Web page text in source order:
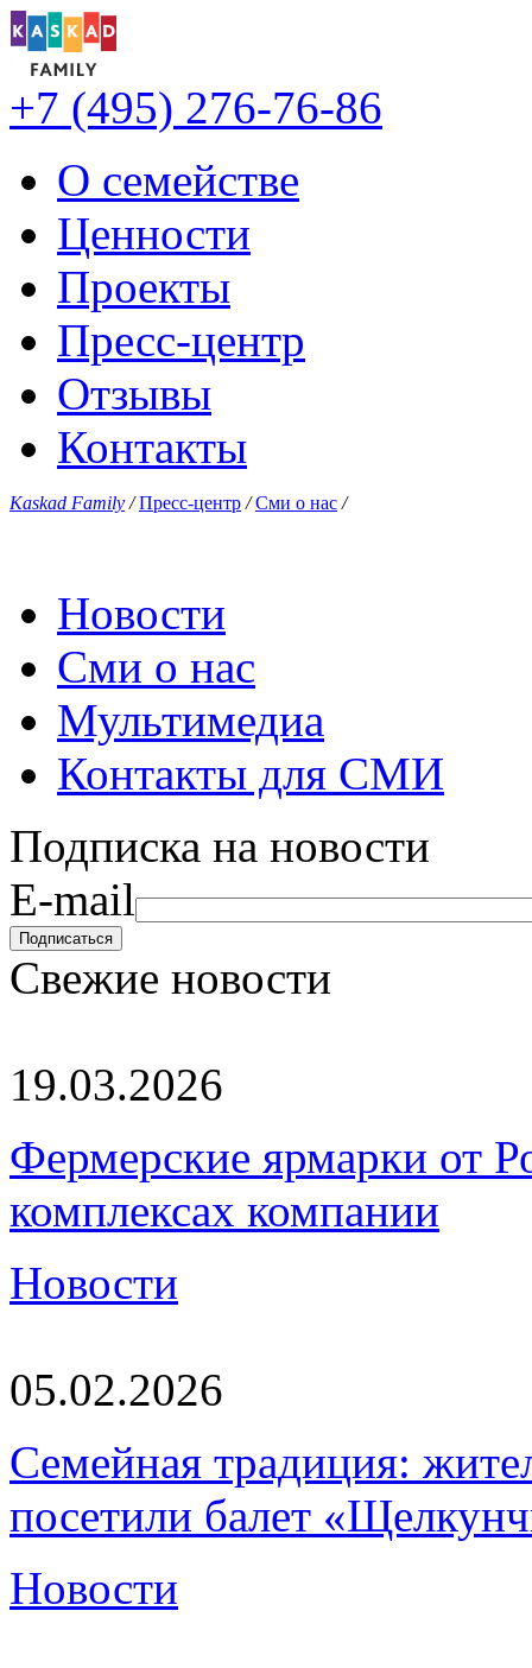
+7 (495) 276-76-86
О семействе
Ценности
Проекты
Пресс-центр
Отзывы
Контакты
Kaskad Family / Пресс-центр / Сми о нас /
Новости
Сми о нас
Мультимедиа
Контакты для СМИ
Подписка на новости
E-mail
Свежие новости
19.03.2026
Фермерские ярмарки от
комплексах компании
Новости
05.02.2026
Семейная традиция:
посетили балет
Новости